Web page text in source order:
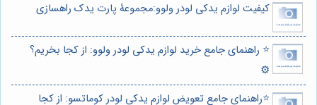
کیفیت لوازم یدکی لودر ولوو:مجموعۀ پارت یدک راهسازی
⭐️ راهنمای جامع خرید لوازم یدکی لودر ولوو: از کجا بخریم؟
⚙️
⭐️راهنمای جامع تعویض لوازم یدکی لودر کوماتسو: از کجا